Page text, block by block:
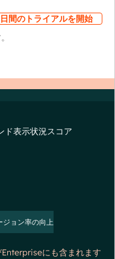
間のトライアルを開始
ド表示状況スコア
ョン率の向上
にも含まれます